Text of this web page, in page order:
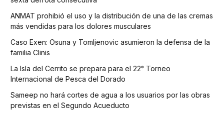
ANMAT prohibió el uso y la distribución de una de las cremas
más vendidas para los dolores musculares
Caso Exen: Osuna y Tomljenovic asumieron la defensa de la
familia Clinis
La Isla del Cerrito se prepara para el 22° Torneo
Internacional de Pesca del Dorado
Sameep no hará cortes de agua a los usuarios por las obras
previstas en el Segundo Acueducto